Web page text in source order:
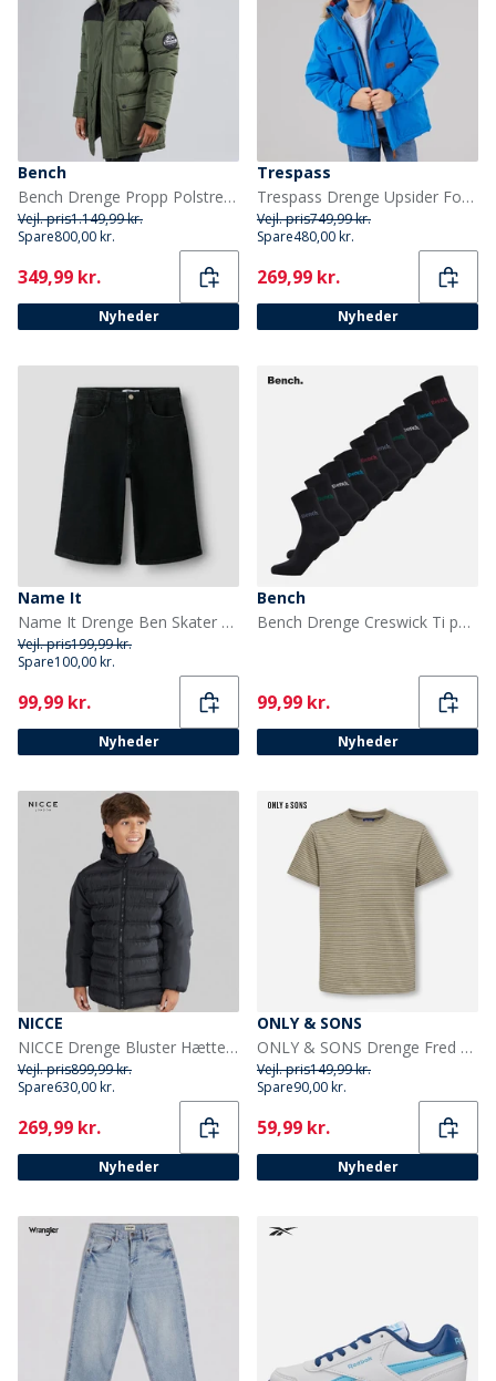
Bench
Bench Drenge Propp Polstret Parka Frakke Khaki
Vejl. pris1.149,99 kr.
Spare800,00 kr.
Current
349,99 kr.
Nyheder
Trespass
Trespass Drenge Upsider Foret Vandtæt Parka Blå
Vejl. pris749,99 kr.
Spare480,00 kr.
Current
269,99 kr.
Nyheder
Name It
Name It Drenge Ben Skater Denim Jorts Black Denim
Vejl. pris199,99 kr.
Spare100,00 kr.
Current
99,99 kr.
Nyheder
Bench
Bench Drenge Creswick Ti par Selskabstøjssokker Sort
Current
99,99 kr.
Nyheder
NICCE
NICCE Drenge Bluster Hætte Polstret Jakke Sort
Vejl. pris899,99 kr.
Spare630,00 kr.
Current
269,99 kr.
Nyheder
ONLY & SONS
ONLY & SONS Drenge Fred Liv T Shirt Desert Taupe
Vejl. pris149,99 kr.
Spare90,00 kr.
Current
59,99 kr.
Nyheder